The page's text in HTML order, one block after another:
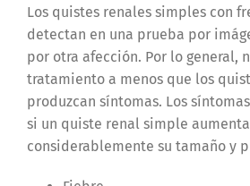
Los quistes renales simples con
detectan en una prueba por
por otra afección. Por lo general,
tratamiento a menos que los
produzcan síntomas. Los
si un quiste renal simple aumenta
considerablemente su tamaño y